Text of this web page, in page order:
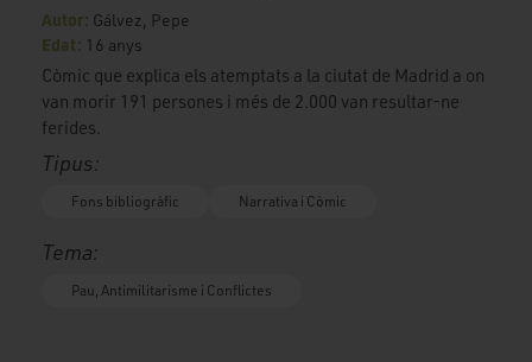
Autor: Gálvez, Pepe
Edat: 16 anys
Còmic que explica els atemptats a la ciutat de Madrid a on
van morir 191 persones i més de 2.000 van resultar-ne
ferides.
Tipus:
Fons bibliogràfic Narrativa i Còmic
Tema:
Pau, Antimilitarisme i Conflictes